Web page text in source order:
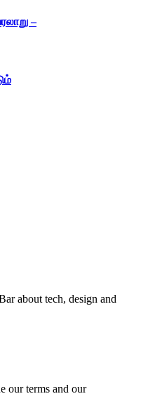
–
about tech, design and
our terms and our